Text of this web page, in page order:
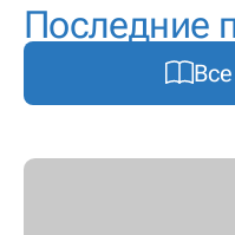
Последние